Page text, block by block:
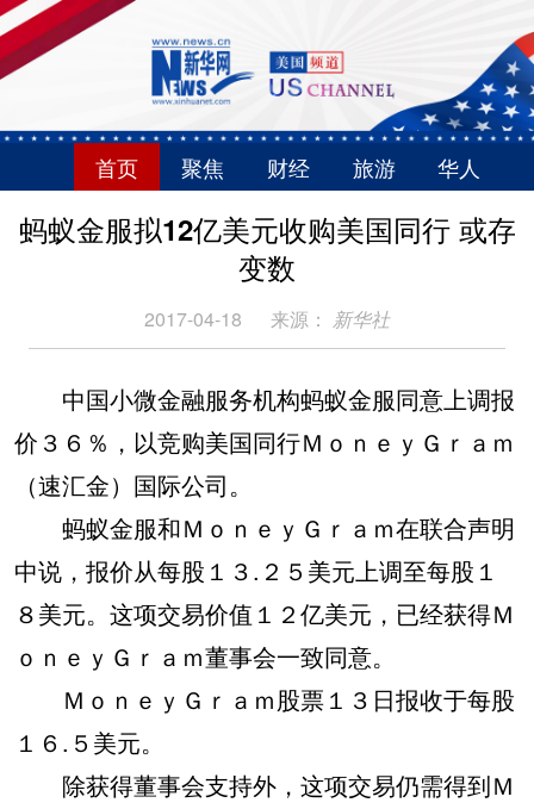
首页 聚焦 财经 旅游 华人
蚂蚁金服拟12亿美元收购美国同行 或存
变数
2017-04-18 来源： 新华社
中国小微金融服务机构蚂蚁金服同意上调报
价３６％，以竞购美国同行ＭｏｎｅｙＧｒａｍ
（速汇金）国际公司。
蚂蚁金服和ＭｏｎｅｙＧｒａｍ在联合声明
中说，报价从每股１３.２５美元上调至每股１
８美元。这项交易价值１２亿美元，已经获得Ｍ
ｏｎｅｙＧｒａｍ董事会一致同意。
ＭｏｎｅｙＧｒａｍ股票１３日报收于每股
１６.５美元。
除获得董事会支持外，这项交易仍需得到Ｍ